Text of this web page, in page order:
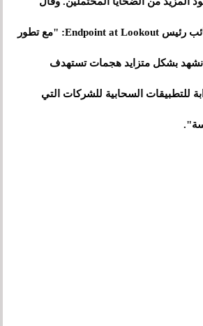
ديفيد ريتشاردسون، نائب رئيس Endpoint at Lookout: "مع تطور
نشهد بشكل متزايد هجمات تستهدف
للتطبيقات السحابية للشركات التي